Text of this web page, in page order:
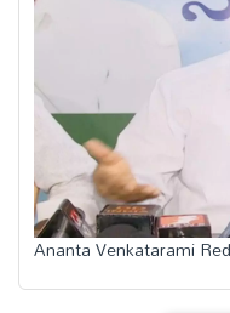
అంతర్జాతీయం
సినిమా
క్రీడలు
వ్యాపారం
Ananta Venkatarami